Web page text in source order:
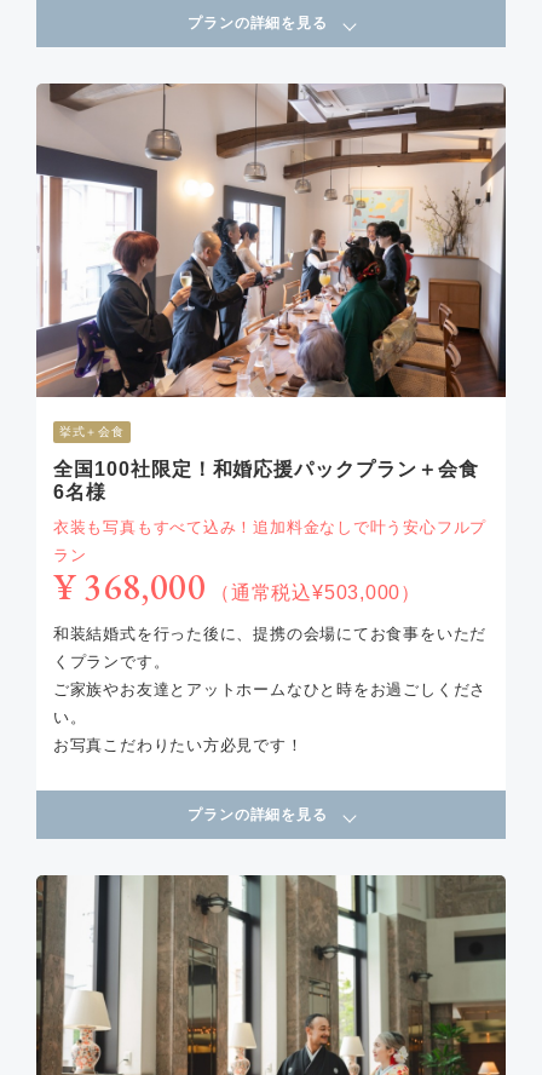
プランの詳細を見る
挙式＋会食
全国100社限定！和婚応援パックプラン＋会食
6名様
衣装も写真もすべて込み！追加料金なしで叶う安心フルプ
ラン
¥ 368,000 （通常税込¥503,000）
和装結婚式を行った後に、提携の会場にてお食事をいただ
くプランです。
ご家族やお友達とアットホームなひと時をお過ごしくださ
い。
お写真こだわりたい方必見です！
プランの詳細を見る